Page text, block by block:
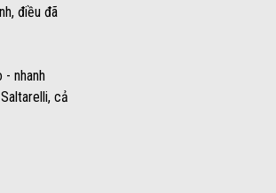
điều đã
nhanh
cả